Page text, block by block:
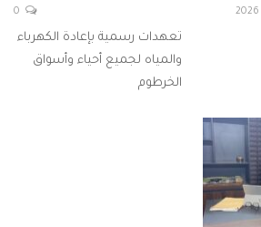
تعهدات رسمية بإعادة الكهرباء
والمياه لجميع أحياء وأسواق
الخرطوم